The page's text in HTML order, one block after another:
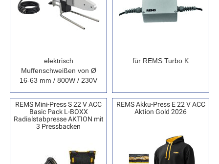
elektrisch
Muffenschweißen von Ø
16-63 mm / 800W / 230V
für REMS Turbo K
REMS Mini-Press S 22 V ACC
Basic Pack L-BOXX
Radialstabpresse AKTION mit
3 Pressbacken
REMS Akku-Press E 22 V ACC
Aktion Gold 2026